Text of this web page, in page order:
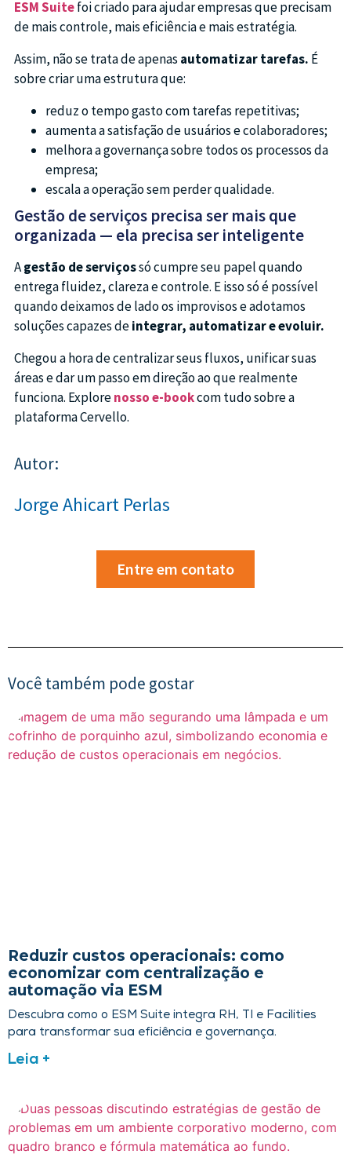
ESM Suitefoi criado para ajudar empresas que precisam
de mais controle, mais eficiência e mais estratégia.
Assim, não se trata de apenas automatizar tarefas. É
sobre criar uma estrutura que:
reduz o tempo gasto com tarefas repetitivas;
aumenta a satisfação de usuários e colaboradores;
melhora a governança sobre todos os processos da
empresa;
escala a operação sem perder qualidade.
Gestão de serviços precisa ser mais que
organizada — ela precisa ser inteligente
Agestão de serviçossó cumpre seu papel quando
entrega fluidez, clareza e controle. E isso só é possível
quando deixamos de lado os improvisos e adotamos
soluções capazes deintegrar, automatizar e evoluir.
Chegou a hora de centralizar seus fluxos, unificar suas
áreas e dar um passo em direção ao que realmente
funciona. Explorenosso e-bookcom tudo sobre a
plataforma Cervello.
Autor:
Jorge Ahicart Perlas
Entre em contato
Você também pode gostar
Reduzir custos operacionais: como
economizar com centralização e
automação via ESM
Descubra como o ESM Suite integra RH, TI e Facilities
para transformar sua eficiência e governança.
Leia +